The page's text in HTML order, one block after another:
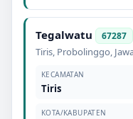
Tegalwatu 67287
Tiris, Probolinggo,
KECAMATAN
Tiris
KOTA/KABUPATEN